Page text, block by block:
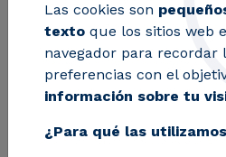
EFEVE
Las cookies son
texto que los sitios web
navegador para recordar
preferencias con el
información sobre tu
¿Para qué las